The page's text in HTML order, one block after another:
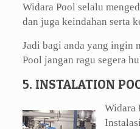
Widara Pool selalu
dan juga keindahan serta
Jadi bagi anda yang ingin
Pool jangan ragu segera
5. INSTALATION
Widara